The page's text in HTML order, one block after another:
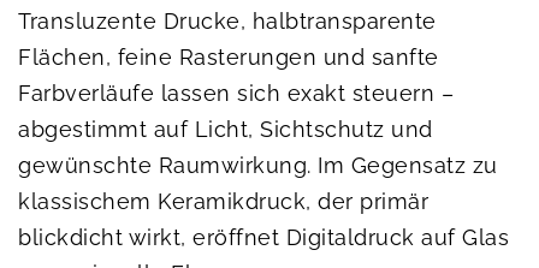
Transluzente Drucke, halbtransparente
Flächen, feine Rasterungen und sanfte
Farbverläufe lassen sich exakt steuern –
abgestimmt auf Licht, Sichtschutz und
gewünschte Raumwirkung. Im Gegensatz zu
klassischem Keramikdruck, der primär
blickdicht wirkt, eröffnet Digitaldruck auf Glas